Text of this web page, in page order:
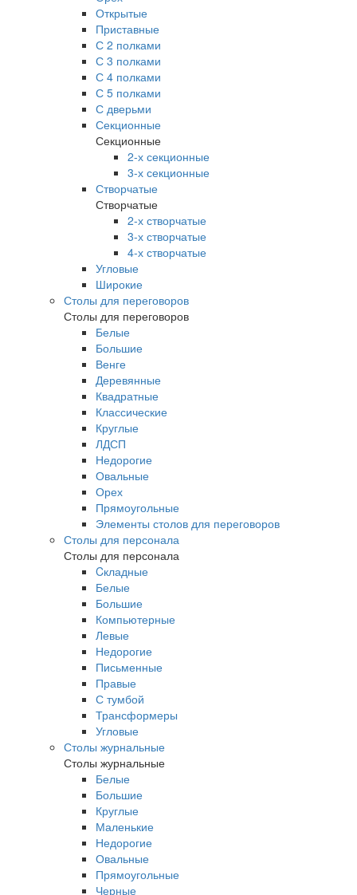
Открытые
Приставные
С 2 полками
С 3 полками
С 4 полками
С 5 полками
С дверьми
Секционные
Секционные
2-х секционные
3-х секционные
Створчатые
Створчатые
2-х створчатые
3-х створчатые
4-х створчатые
Угловые
Широкие
Столы для переговоров
Столы для переговоров
Белые
Большие
Венге
Деревянные
Квадратные
Классические
Круглые
ЛДСП
Недорогие
Овальные
Орех
Прямоугольные
Элементы столов для переговоров
Столы для персонала
Столы для персонала
Cкладные
Белые
Большие
Компьютерные
Левые
Недорогие
Письменные
Правые
С тумбой
Трансформеры
Угловые
Столы журнальные
Столы журнальные
Белые
Большие
Круглые
Маленькие
Недорогие
Овальные
Прямоугольные
Черные